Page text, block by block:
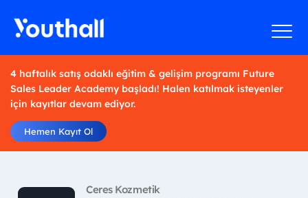
4 haftalık satış odaklı eğitim & gelişim programı Future
Sales Leader Academy başladı! Halen katılmak isteyenler
için kayıtlar devam ediyor.
Hemen Kayıt Ol
Ceres Kozmetik